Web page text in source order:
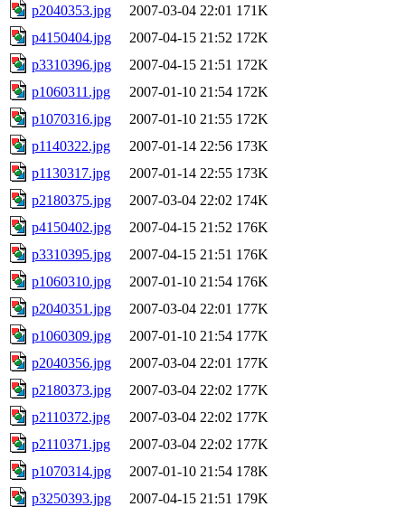
p2040353.jpg
2007-03-04 22:01 171K
p4150404.jpg
2007-04-15 21:52 172K
p3310396.jpg
2007-04-15 21:51 172K
p1060311.jpg
2007-01-10 21:54 172K
p1070316.jpg
2007-01-10 21:55 172K
p1140322.jpg
2007-01-14 22:56 173K
p1130317.jpg
2007-01-14 22:55 173K
p2180375.jpg
2007-03-04 22:02 174K
p4150402.jpg
2007-04-15 21:52 176K
p3310395.jpg
2007-04-15 21:51 176K
p1060310.jpg
2007-01-10 21:54 176K
p2040351.jpg
2007-03-04 22:01 177K
p1060309.jpg
2007-01-10 21:54 177K
p2040356.jpg
2007-03-04 22:01 177K
p2180373.jpg
2007-03-04 22:02 177K
p2110372.jpg
2007-03-04 22:02 177K
p2110371.jpg
2007-03-04 22:02 177K
p1070314.jpg
2007-01-10 21:54 178K
p3250393.jpg
2007-04-15 21:51 179K